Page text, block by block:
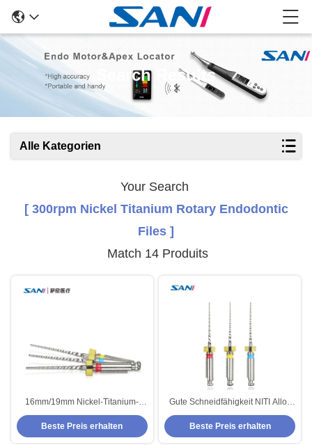
Search Results
Alle Kategorien
Your Search
[ 300rpm Nickel Titanium Rotary Endodontic
Files ]
Match 14 Produits
16mm/19mm Nickel-Titanium-
Endodontie-Rotationsfeilen
schneiden Dokumente effizient
und gewährleisten gleichzeitig
Beste Preis erhalten
Gute Schneidfähigkeit NITI Alloy
Endodontic Rotary Files mit einer
Haltbarkeit von 5 Jahren
Beste Preis erhalten